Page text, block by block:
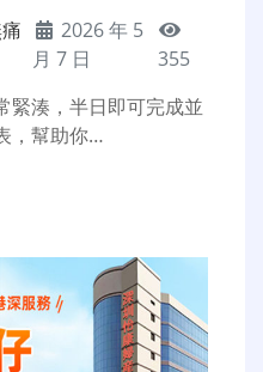
2026 年 5
月 7 日
355
緊湊，半日即可完成並
，幫助你…